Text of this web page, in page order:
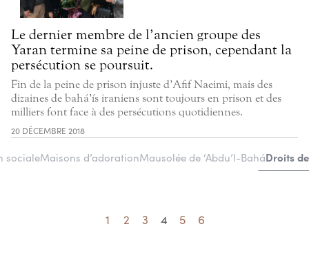
Le dernier membre de l’ancien groupe des
Yaran termine sa peine de prison, cependant la
persécution se poursuit.
Fin de la peine de prison injuste d’Afif Naeimi, mais des
dizaines de bahá’ís iraniens sont toujours en prison et des
milliers font face à des persécutions quotidiennes.
20 DÉCEMBRE 2018
socialeMaisons d’adorationMausolée de ‘Abdu’l-BaháDroits
1 2 3 4 5 6